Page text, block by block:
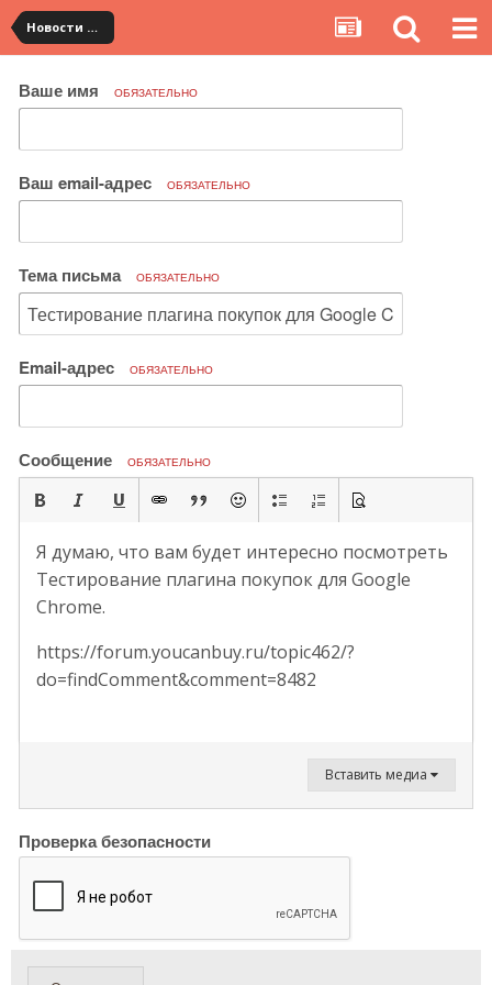
Новости сервиса
Ваше имя ОБЯЗАТЕЛЬНО
Ваш email-адрес ОБЯЗАТЕЛЬНО
Тема письма ОБЯЗАТЕЛЬНО
Email-адрес ОБЯЗАТЕЛЬНО
Сообщение ОБЯЗАТЕЛЬНО
Я думаю, что вам будет интересно посмотреть
Тестирование плагина покупок для Google
Chrome.
https://forum.youcanbuy.ru/topic462/?
do=findComment&comment=8482
Вставить медиа
Проверка безопасности